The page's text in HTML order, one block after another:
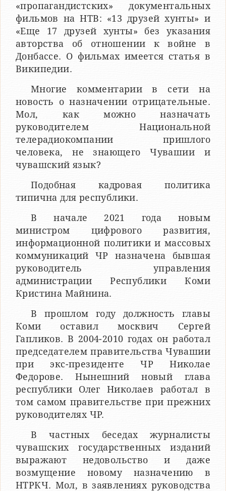
«пропагандистских» документальных
фильмов на НТВ: «13 друзей хунты» и
«Еще 17 друзей хунты» без указания
авторства об отношении к войне в
Донбассе. О фильмах имеется статья в
Википедии.
Многие комментарии в сети на
новость о назначении отрицательные.
Мол, как можно назначать
руководителем Национальной
телерадиокомпании пришлого
человека, не знающего Чувашии и
чувашский язык?
Подобная кадровая политика
типична для республики.
В начале 2021 года новым
министром цифрового развития,
информационной политики и массовых
коммуникаций ЧР назначена бывшая
руководитель управления
администрации Республики Коми
Кристина Майнина.
В прошлом году должность главы
Коми оставил москвич Сергей
Гапликов. В 2004-2010 годах он работал
председателем правительства Чувашии
при экс-президенте ЧР Николае
Федорове. Нынешний новый глава
республики Олег Николаев работал в
том самом правительстве при прежних
руководителях ЧР.
В частных беседах журналисты
чувашских государственных изданий
выражают недовольство и даже
возмущение новому назначению в
НТРКЧ. Мол, в заявлениях руководства